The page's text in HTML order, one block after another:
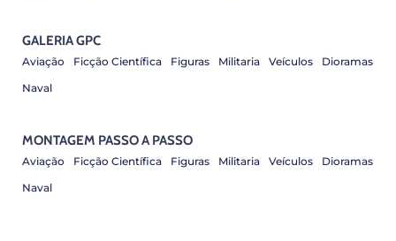
GALERIA GPC
Aviação Ficção Científica Figuras Militaria Veículos
Dioramas
Naval
MONTAGEM PASSO A PASSO
Aviação Ficção Científica Figuras Militaria Veículos
Dioramas
Naval